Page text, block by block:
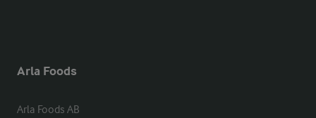
Arla Foods
Arla Foods AB